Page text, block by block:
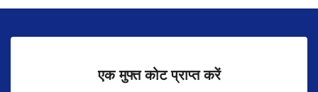
एक मुफ्त कोट प्राप्त करें